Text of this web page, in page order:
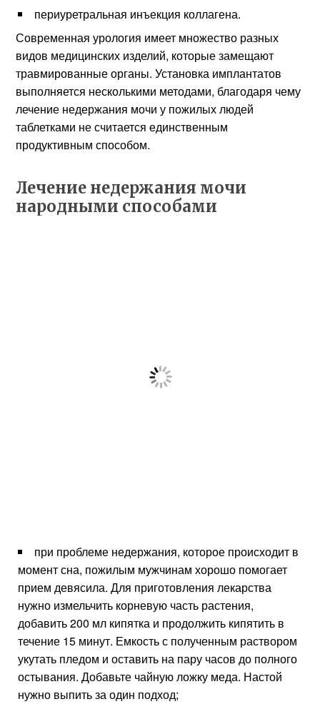
периуретральная инъекция коллагена.
Современная урология имеет множество разных
видов медицинских изделий, которые замещают
травмированные органы. Установка имплантатов
выполняется несколькими методами, благодаря чему
лечение недержания мочи у пожилых людей
таблетками не считается единственным
продуктивным способом.
Лечение недержания мочи
народными способами
при проблеме недержания, которое происходит в
момент сна, пожилым мужчинам хорошо помогает
прием девясила. Для приготовления лекарства
нужно измельчить корневую часть растения,
добавить 200 мл кипятка и продолжить кипятить в
течение 15 минут. Емкость с полученным раствором
укутать пледом и оставить на пару часов до полного
остывания. Добавьте чайную ложку меда. Настой
нужно выпить за один подход;